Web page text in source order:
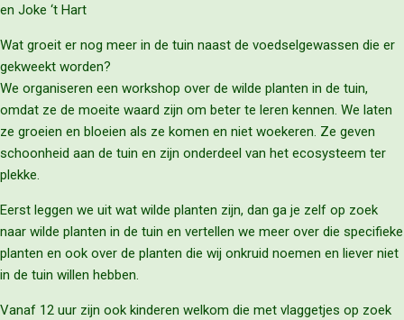
en Joke ‘t Hart
Wat groeit er nog meer in de tuin naast de voedselgewassen die er
gekweekt worden?
We organiseren een workshop over de wilde planten in de tuin,
omdat ze de moeite waard zijn om beter te leren kennen. We laten
ze groeien en bloeien als ze komen en niet woekeren. Ze geven
schoonheid aan de tuin en zijn onderdeel van het ecosysteem ter
plekke.
Eerst leggen we uit wat wilde planten zijn, dan ga je zelf op zoek
naar wilde planten in de tuin en vertellen we meer over die specifieke
planten en ook over de planten die wij onkruid noemen en liever niet
in de tuin willen hebben.
Vanaf 12 uur zijn ook kinderen welkom die met vlaggetjes op zoek